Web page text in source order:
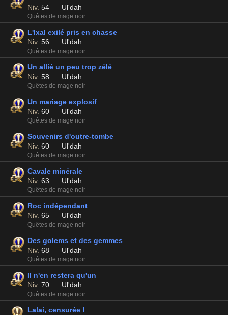
Niv. 54 Ul'dah
Quêtes de mage noir
L'Ixal exilé pris en chasse
Niv. 56 Ul'dah
Quêtes de mage noir
Un allié un peu trop zélé
Niv. 58 Ul'dah
Quêtes de mage noir
Un mariage explosif
Niv. 60 Ul'dah
Quêtes de mage noir
Souvenirs d'outre-tombe
Niv. 60 Ul'dah
Quêtes de mage noir
Cavale minérale
Niv. 63 Ul'dah
Quêtes de mage noir
Roc indépendant
Niv. 65 Ul'dah
Quêtes de mage noir
Des golems et des gemmes
Niv. 68 Ul'dah
Quêtes de mage noir
Il n'en restera qu'un
Niv. 70 Ul'dah
Quêtes de mage noir
Lalai, censurée !